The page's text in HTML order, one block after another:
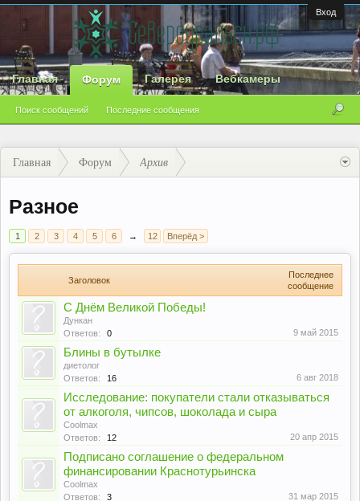
Вход
Главная Форум
Поиск сообщений Последние сообщения
Галерея Вебкамеры
Главная Форум Архив
Разное
1 2 3 4 5 6 → 12 Вперёд >
Заголовок
Последнее
сообщение
С Днём Великой Победы!
Дункан
Ответов:
0 9 май 2015
Блины в бутылке
диетолог
Ответов:
16 6 авг 2018
Исследование: покупатели стали отказываться
от алкоголя, чипсов, шоколада и сыра
Coolmax
Ответов:
12 20 апр 2015
Подписано соглашение о федеральном
финансировании Краснотурьинска
Coolmax
Ответов:
3 31 мар 2015